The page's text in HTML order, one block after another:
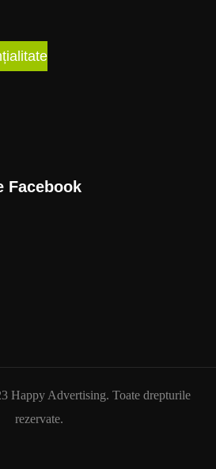
Facebook
Happy Advertising. Toate drepturile
rezervate.